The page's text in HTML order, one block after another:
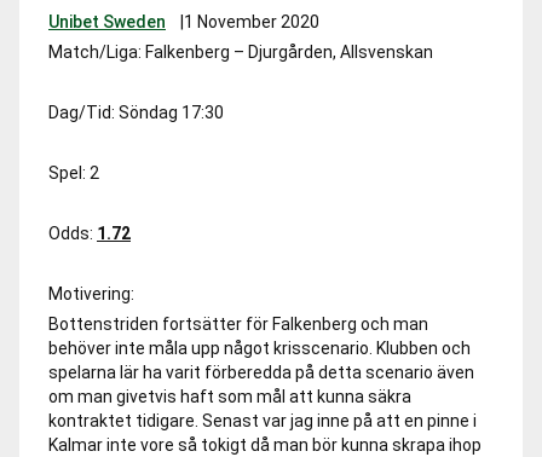
Unibet Sweden
1 November 2020
Match/Liga: Falkenberg – Djurgården, Allsvenskan
Dag/Tid: Söndag 17:30
Spel: 2
Odds: 1.72
Motivering:
Bottenstriden fortsätter för Falkenberg och man
behöver inte måla upp något krisscenario. Klubben och
spelarna lär ha varit förberedda på detta scenario även
om man givetvis haft som mål att kunna säkra
kontraktet tidigare. Senast var jag inne på att en pinne i
Kalmar inte vore så tokigt då man bör kunna skrapa ihop